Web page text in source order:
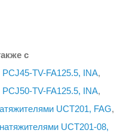
с
TV-FA125.5, INA,
TV-FA125.5, INA,
UCT201, FAG,
UCT201-08,